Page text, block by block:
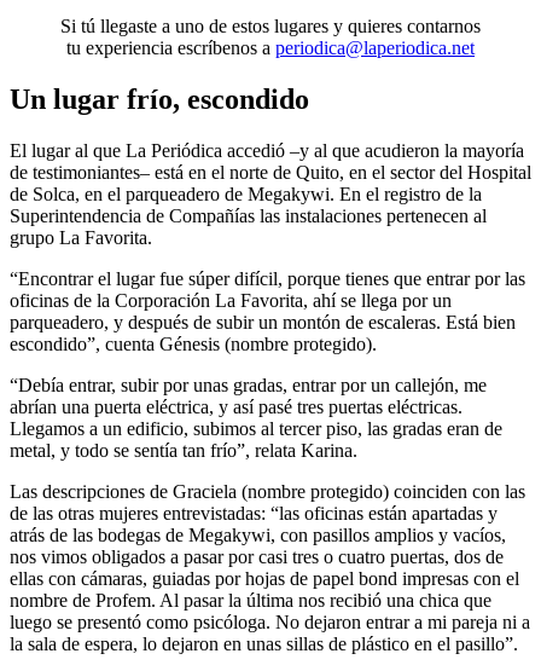
Si tú llegaste a uno de estos lugares y quieres contarnos
tu experiencia escríbenos a periodica@laperiodica.net
Un lugar frío, escondido
El lugar al que La Periódica accedió –y al que acudieron la mayoría
de testimoniantes– está en el norte de Quito, en el sector del Hospital
de Solca, en el parqueadero de Megakywi. En el registro de la
Superintendencia de Compañías las instalaciones pertenecen al
grupo La Favorita.
“Encontrar el lugar fue súper difícil, porque tienes que entrar por las
oficinas de la Corporación La Favorita, ahí se llega por un
parqueadero, y después de subir un montón de escaleras. Está bien
escondido”, cuenta Génesis (nombre protegido).
“Debía entrar, subir por unas gradas, entrar por un callejón, me
abrían una puerta eléctrica, y así pasé tres puertas eléctricas.
Llegamos a un edificio, subimos al tercer piso, las gradas eran de
metal, y todo se sentía tan frío”, relata Karina.
Las descripciones de Graciela (nombre protegido) coinciden con las
de las otras mujeres entrevistadas: “las oficinas están apartadas y
atrás de las bodegas de Megakywi, con pasillos amplios y vacíos,
nos vimos obligados a pasar por casi tres o cuatro puertas, dos de
ellas con cámaras, guiadas por hojas de papel bond impresas con el
nombre de Profem. Al pasar la última nos recibió una chica que
luego se presentó como psicóloga. No dejaron entrar a mi pareja ni a
la sala de espera, lo dejaron en unas sillas de plástico en el pasillo”.